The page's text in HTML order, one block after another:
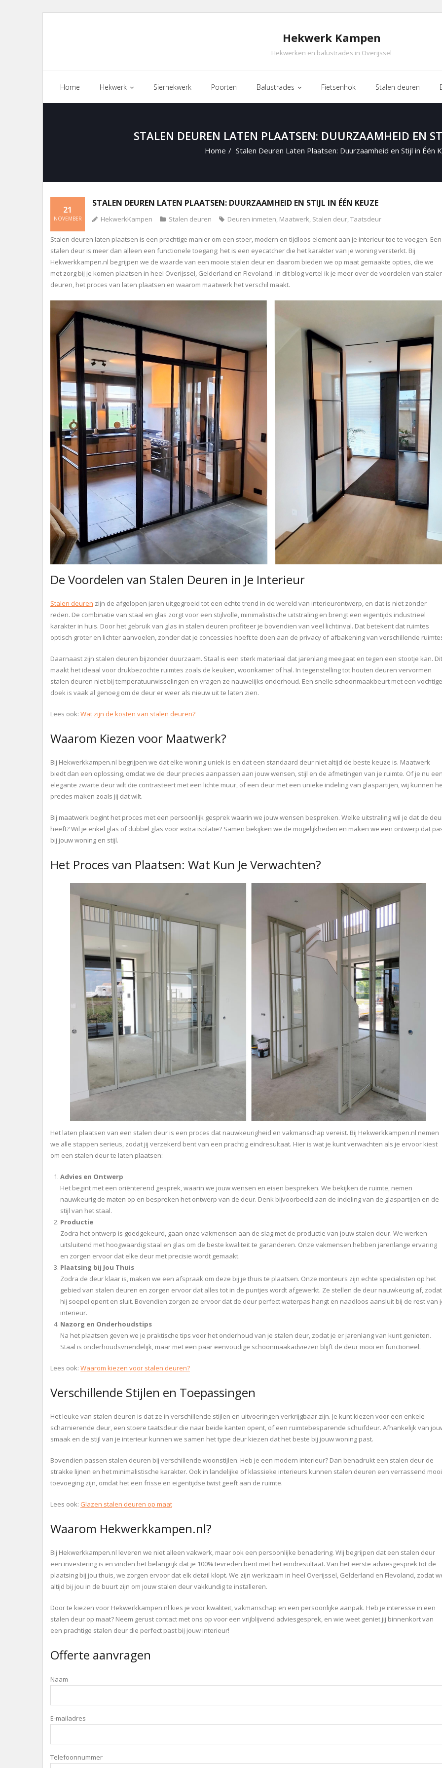
Hekwerk Kampen
Hekwerken en balustrades in Overijssel
Home Hekwerk Sierhekwerk Poorten Balustrades Fietsenhok Stalen deuren
STALEN DEUREN LATEN PLAATSEN: DUURZAAMHEID EN
Home / Stalen Deuren Laten Plaatsen: Duurzaamheid en Stijl in Één
STALEN DEUREN LATEN PLAATSEN: DUURZAAMHEID EN STIJL IN ÉÉN KEUZE
21
NOVEMBER HekwerkKampen Stalen deuren Deuren inmeten, Maatwerk, Stalen deur,Taatsdeur
Stalen deuren laten plaatsen is een prachtige manier om een stoer, modern en tijdloos element aan je interieur toe te voegen. Een
stalen deur is meer dan alleen een functionele toegang; het is een eyecatcher die het karakter van je woning versterkt. Bij
Hekwerkkampen.nl begrijpen we de waarde van een mooie stalen deur en daarom bieden we op maat gemaakte opties, die we
met zorg bij je komen plaatsen in heel Overijssel, Gelderland en Flevoland. In dit blog vertel ik je meer over de voordelen van
deuren, het proces van laten plaatsen en waarom maatwerk het verschil maakt.
De Voordelen van Stalen Deuren in Je Interieur
Stalen deuren zijn de afgelopen jaren uitgegroeid tot een echte trend in de wereld van interieurontwerp, en dat is niet zonder
reden. De combinatie van staal en glas zorgt voor een stijlvolle, minimalistische uitstraling en brengt een eigentijds industrieel
karakter in huis. Door het gebruik van glas in stalen deuren profiteer je bovendien van veel lichtinval. Dat betekent dat ruimtes
optisch groter en lichter aanvoelen, zonder dat je concessies hoeft te doen aan de privacy of afbakening van verschillende
Daarnaast zijn stalen deuren bijzonder duurzaam. Staal is een sterk materiaal dat jarenlang meegaat en tegen een stootje kan. Dit
maakt het ideaal voor drukbezochte ruimtes zoals de keuken, woonkamer of hal. In tegenstelling tot houten deuren vervormen
stalen deuren niet bij temperatuurwisselingen en vragen ze nauwelijks onderhoud. Een snelle schoonmaakbeurt met een vochtige
doek is vaak al genoeg om de deur er weer als nieuw uit te laten zien.
Lees ook: Wat zijn de kosten van stalen deuren?
Waarom Kiezen voor Maatwerk?
Bij Hekwerkkampen.nl begrijpen we dat elke woning uniek is en dat een standaard deur niet altijd de beste keuze is. Maatwerk
biedt dan een oplossing, omdat we de deur precies aanpassen aan jouw wensen, stijl en de afmetingen van je ruimte. Of je nu
elegante zwarte deur wilt die contrasteert met een lichte muur, of een deur met een unieke indeling van glaspartijen, wij kunnen
precies maken zoals jij dat wilt.
Bij maatwerk begint het proces met een persoonlijk gesprek waarin we jouw wensen bespreken. Welke uitstraling wil je dat de
heeft? Wil je enkel glas of dubbel glas voor extra isolatie? Samen bekijken we de mogelijkheden en maken we een ontwerp dat
bij jouw woning en stijl.
Het Proces van Plaatsen: Wat Kun Je Verwachten?
Het laten plaatsen van een stalen deur is een proces dat nauwkeurigheid en vakmanschap vereist. Bij Hekwerkkampen.nl nemen
we alle stappen serieus, zodat jij verzekerd bent van een prachtig eindresultaat. Hier is wat je kunt verwachten als je ervoor kiest
om een stalen deur te laten plaatsen:
Advies en Ontwerp
Het begint met een oriënterend gesprek, waarin we jouw wensen en eisen bespreken. We bekijken de ruimte, nemen
nauwkeurig de maten op en bespreken het ontwerp van de deur. Denk bijvoorbeeld aan de indeling van de glaspartijen en de
stijl van het staal.
Productie
Zodra het ontwerp is goedgekeurd, gaan onze vakmensen aan de slag met de productie van jouw stalen deur. We werken
uitsluitend met hoogwaardig staal en glas om de beste kwaliteit te garanderen. Onze vakmensen hebben jarenlange ervaring
en zorgen ervoor dat elke deur met precisie wordt gemaakt.
Plaatsing bij Jou Thuis
Zodra de deur klaar is, maken we een afspraak om deze bij je thuis te plaatsen. Onze monteurs zijn echte specialisten op het
gebied van stalen deuren en zorgen ervoor dat alles tot in de puntjes wordt afgewerkt. Ze stellen de deur nauwkeurig af, zodat
hij soepel opent en sluit. Bovendien zorgen ze ervoor dat de deur perfect waterpas hangt en naadloos aansluit bij de rest van
interieur.
Nazorg en Onderhoudstips
Na het plaatsen geven we je praktische tips voor het onderhoud van je stalen deur, zodat je er jarenlang van kunt genieten.
Staal is onderhoudsvriendelijk, maar met een paar eenvoudige schoonmaakadviezen blijft de deur mooi en functioneel.
Lees ook: Waarom kiezen voor stalen deuren?
Verschillende Stijlen en Toepassingen
Het leuke van stalen deuren is dat ze in verschillende stijlen en uitvoeringen verkrijgbaar zijn. Je kunt kiezen voor een enkele
scharnierende deur, een stoere taatsdeur die naar beide kanten opent, of een ruimtebesparende schuifdeur. Afhankelijk van
smaak en de stijl van je interieur kunnen we samen het type deur kiezen dat het beste bij jouw woning past.
Bovendien passen stalen deuren bij verschillende woonstijlen. Heb je een modern interieur? Dan benadrukt een stalen deur de
strakke lijnen en het minimalistische karakter. Ook in landelijke of klassieke interieurs kunnen stalen deuren een verrassend
toevoeging zijn, omdat het een frisse en eigentijdse twist geeft aan de ruimte.
Lees ook: Glazen stalen deuren op maat
Waarom Hekwerkkampen.nl?
Bij Hekwerkkampen.nl leveren we niet alleen vakwerk, maar ook een persoonlijke benadering. Wij begrijpen dat een stalen deur
een investering is en vinden het belangrijk dat je 100% tevreden bent met het eindresultaat. Van het eerste adviesgesprek tot de
plaatsing bij jou thuis, we zorgen ervoor dat elk detail klopt. We zijn werkzaam in heel Overijssel, Gelderland en Flevoland, zodat
altijd bij jou in de buurt zijn om jouw stalen deur vakkundig te installeren.
Door te kiezen voor Hekwerkkampen.nl kies je voor kwaliteit, vakmanschap en een persoonlijke aanpak. Heb je interesse in een
stalen deur op maat? Neem gerust contact met ons op voor een vrijblijvend adviesgesprek, en wie weet geniet jij binnenkort van
een prachtige stalen deur die perfect past bij jouw interieur!
Offerte aanvragen
Naam
E-mailadres
Telefoonnummer